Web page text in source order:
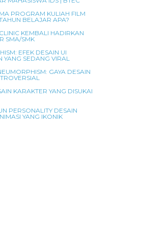
PROGRAM KULIAH FILM
BELAJAR APA?
KEMBALI HADIRKAN
SMA/SMK
EFEK DESAIN UI
YANG SEDANG VIRAL
GAYA DESAIN
KARAKTER YANG DISUKAI
PERSONALITY DESAIN
YANG IKONIK